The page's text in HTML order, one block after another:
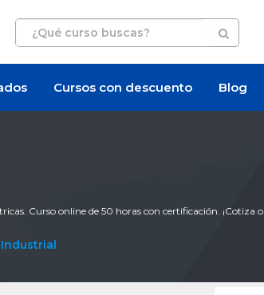
Cursos con descuento Blog
Curso online de 50 horas con certificación. ¡Cotiza o